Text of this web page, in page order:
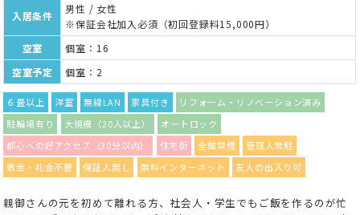
入居条件
男性 / 女性
※保証会社加入必須（初回登録料15,000円）
空室
個室：16
空室予定
個室：2
６畳以上 洋室 無線LAN 家具付き
リフォーム・リノベーション済み
駐輪場有り
大規模（20人以上）
オートロック
都心への好アクセス（30分以内）
住宅街 全館禁煙
管理人常駐
敷金・礼金不要
保証人無し 無料インターネット 友人の出入り可
親御さんの元を初めて離れる方、社会人・学生でもご飯を作るのが忙